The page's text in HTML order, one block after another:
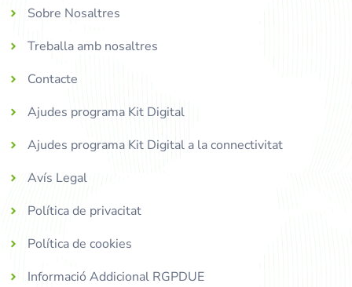
Sobre Nosaltres
Treballa amb nosaltres
Contacte
Ajudes programa Kit Digital
Ajudes programa Kit Digital a la connectivitat
Avís Legal
Política de privacitat
Política de cookies
Informació Addicional RGPDUE